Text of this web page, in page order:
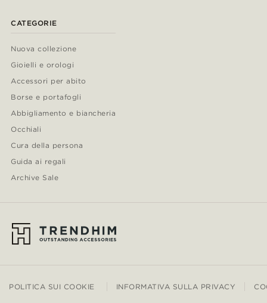
CATEGORIE
Nuova collezione
Gioielli e orologi
Accessori per abito
Borse e portafogli
Abbigliamento e biancheria
Occhiali
Cura della persona
Guida ai regali
Archive Sale
POLITICA SUI COOKIE INFORMATIVA SULLA PRIVACY